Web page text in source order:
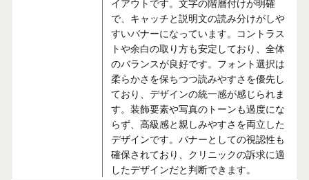
イアウトです。文字の階層付けが明確
で、キャッチと説明文の読み分けがしや
すいバナーになっています。コントラス
トや余白の取り方も安定しており、全体
のバランスが良好です。フォント選択は
柔らかさを保ちつつ読みやすさを優先し
ており、デザインの統一感が感じられま
す。装飾要素や写真のトーンも過度にな
らず、高級感と親しみやすさを両立した
デザインです。バナーとしての視認性も
確保されており、クリニックの訴求に適
したデザインだと判断できます。